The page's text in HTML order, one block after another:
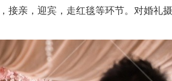
亲，迎宾，走红毯等环节。对婚礼